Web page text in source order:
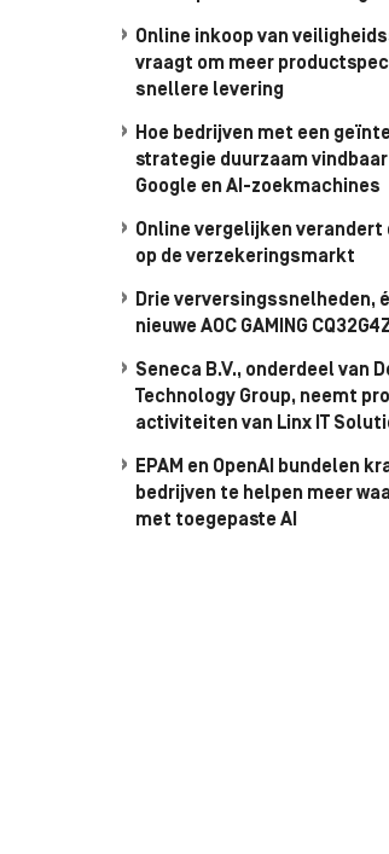
Online inkoop van
vraagt om meer
snellere levering
Hoe bedrijven met een
strategie duurzaam
Google en AI-zoekmachines
Online vergelijken
op de verzekeringsmarkt
Drie verversingssnelheden,
nieuwe AOC GAMING
Seneca B.V., onderdeel van
Technology Group, neemt
activiteiten van Linx IT
EPAM en OpenAI bundelen
bedrijven te helpen meer
met toegepaste AI